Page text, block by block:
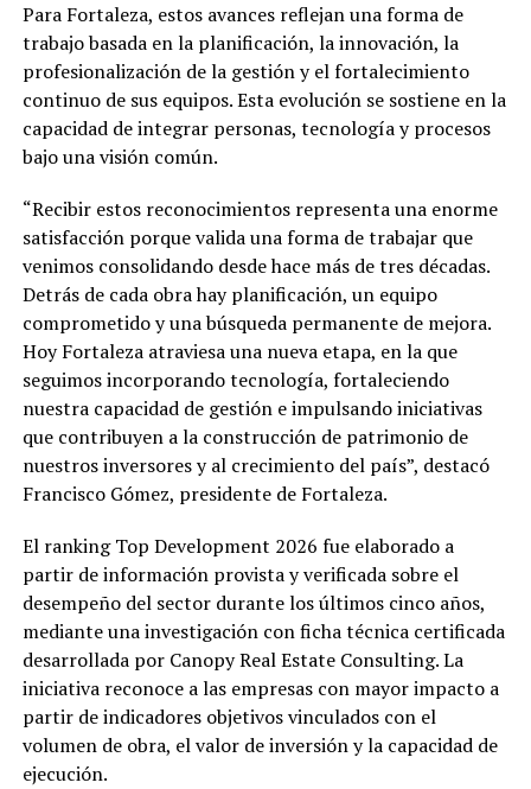
Para Fortaleza, estos avances reflejan una forma de
trabajo basada en la planificación, la innovación, la
profesionalización de la gestión y el fortalecimiento
continuo de sus equipos. Esta evolución se sostiene en la
capacidad de integrar personas, tecnología y procesos
bajo una visión común.
“Recibir estos reconocimientos representa una enorme
satisfacción porque valida una forma de trabajar que
venimos consolidando desde hace más de tres décadas.
Detrás de cada obra hay planificación, un equipo
comprometido y una búsqueda permanente de mejora.
Hoy Fortaleza atraviesa una nueva etapa, en la que
seguimos incorporando tecnología, fortaleciendo
nuestra capacidad de gestión e impulsando iniciativas
que contribuyen a la construcción de patrimonio de
nuestros inversores y al crecimiento del país”, destacó
Francisco Gómez, presidente de Fortaleza.
El ranking Top Development 2026 fue elaborado a
partir de información provista y verificada sobre el
desempeño del sector durante los últimos cinco años,
mediante una investigación con ficha técnica certificada
desarrollada por Canopy Real Estate Consulting. La
iniciativa reconoce a las empresas con mayor impacto a
partir de indicadores objetivos vinculados con el
volumen de obra, el valor de inversión y la capacidad de
ejecución.